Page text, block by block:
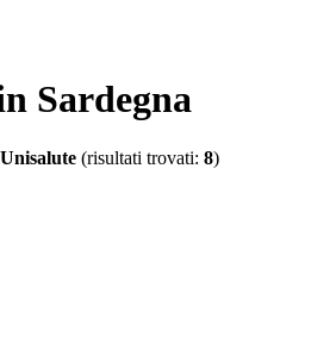
Sardegna
Unisalute (risultati trovati: 8)